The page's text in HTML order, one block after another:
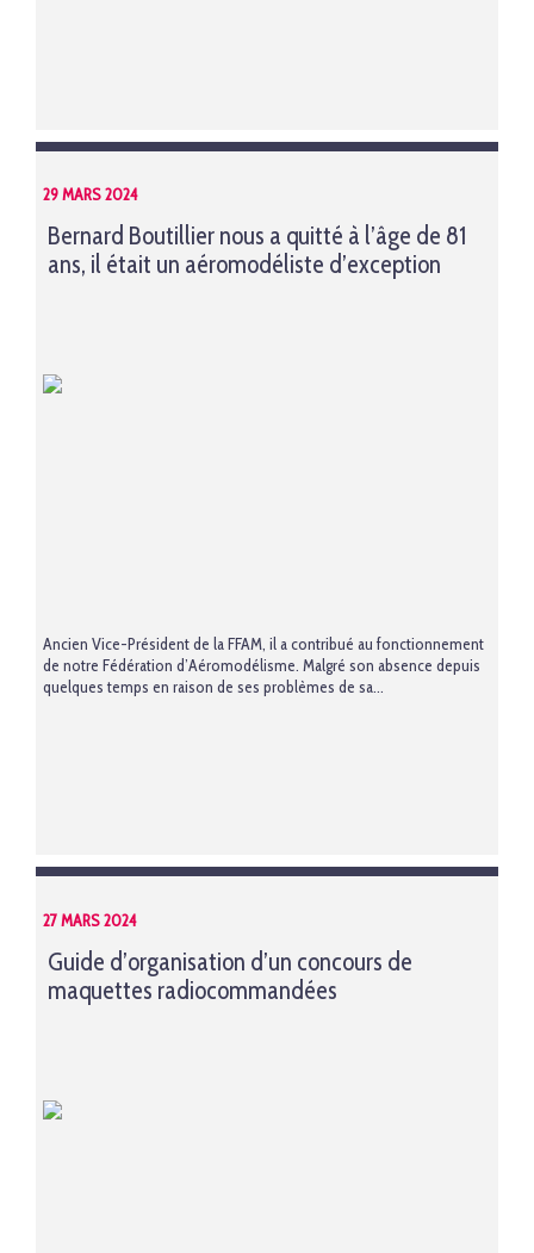
29 MARS 2024
Bernard Boutillier nous a quitté à l’âge de 81
ans, il était un aéromodéliste d’exception
Ancien Vice-Président de la FFAM, il a contribué au fonctionnement
de notre Fédération d’Aéromodélisme. Malgré son absence depuis
quelques temps en raison de ses problèmes de sa...
27 MARS 2024
Guide d’organisation d’un concours de
maquettes radiocommandées